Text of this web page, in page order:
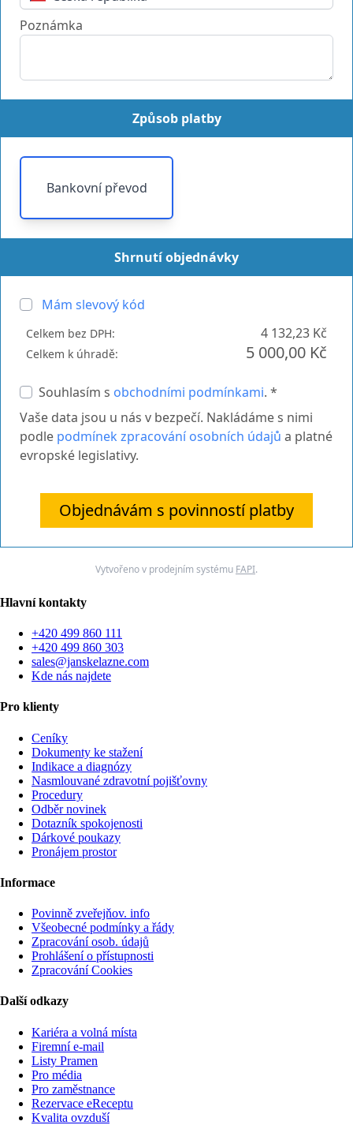
Poznámka
Způsob platby
Bankovní převod
Shrnutí objednávky
Mám slevový kód
Celkem bez DPH: 4 132,23 Kč
Celkem k úhradě: 5 000,00 Kč
Souhlasím s obchodními podmínkami. *
Vaše data jsou u nás v bezpečí. Nakládáme s nimi
podle podmínek zpracování osobních údajů a platné
evropské legislativy.
Objednávám s povinností platby
Vytvořeno v prodejním systému FAPI.
Hlavní kontakty
+420 499 860 111
+420 499 860 303
sales@janskelazne.com
Kde nás najdete
Pro klienty
Ceníky
Dokumenty ke stažení
Indikace a diagnózy
Nasmlouvané zdravotní pojišťovny
Procedury
Odběr novinek
Dotazník spokojenosti
Dárkové poukazy
Pronájem prostor
Informace
Povinně zveřejňov. info
Všeobecné podmínky a řády
Zpracování osob. údajů
Prohlášení o přístupnosti
Zpracování Cookies
Další odkazy
Kariéra a volná místa
Firemní­ e-mail
Listy Pramen
Pro média
Pro zaměstnance
Rezervace eReceptu
Kvalita ovzduší